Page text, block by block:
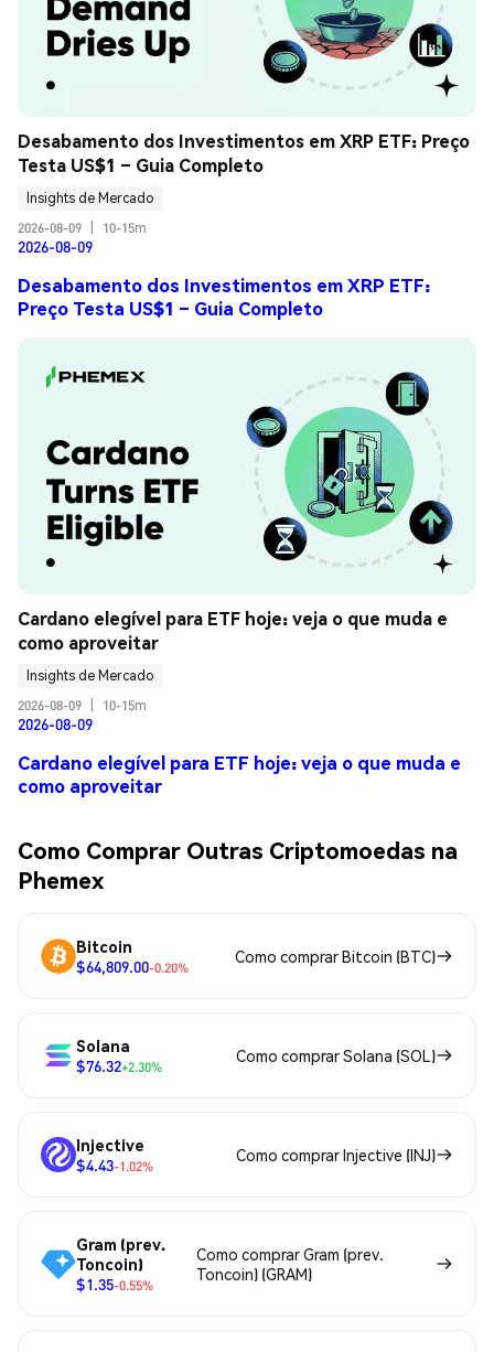
Desabamento dos Investimentos em XRP ETF: Preço
Testa US$1 – Guia Completo
Insights de Mercado
2026-08-09
10-15m
2026-08-09
Desabamento dos Investimentos em XRP ETF:
Preço Testa US$1 – Guia Completo
Cardano elegível para ETF hoje: veja o que muda e
como aproveitar
Insights de Mercado
2026-08-09
10-15m
2026-08-09
Cardano elegível para ETF hoje: veja o que muda e
como aproveitar
Como Comprar Outras Criptomoedas na
Phemex
Bitcoin
$64,809.00-0.20%
Como comprar Bitcoin (BTC)
Solana
$76.32+2.30%
Como comprar Solana (SOL)
Injective
$4.43-1.02%
Como comprar Injective (INJ)
Gram (prev.
Toncoin)
$1.35-0.55%
Como comprar Gram (prev.
Toncoin) (GRAM)